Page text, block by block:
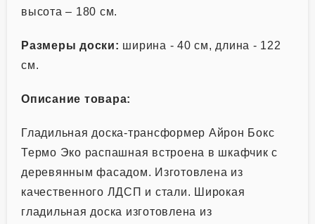
высота – 180 см.
Размеры доски: ширина - 40 см, длина - 122
см.
Описание товара:
Гладильная доска-трансформер Айрон Бокс
Термо Эко распашная встроена в шкафчик с
деревянным фасадом. Изготовлена из
качественного ЛДСП и стали. Широкая
гладильная доска изготовлена из